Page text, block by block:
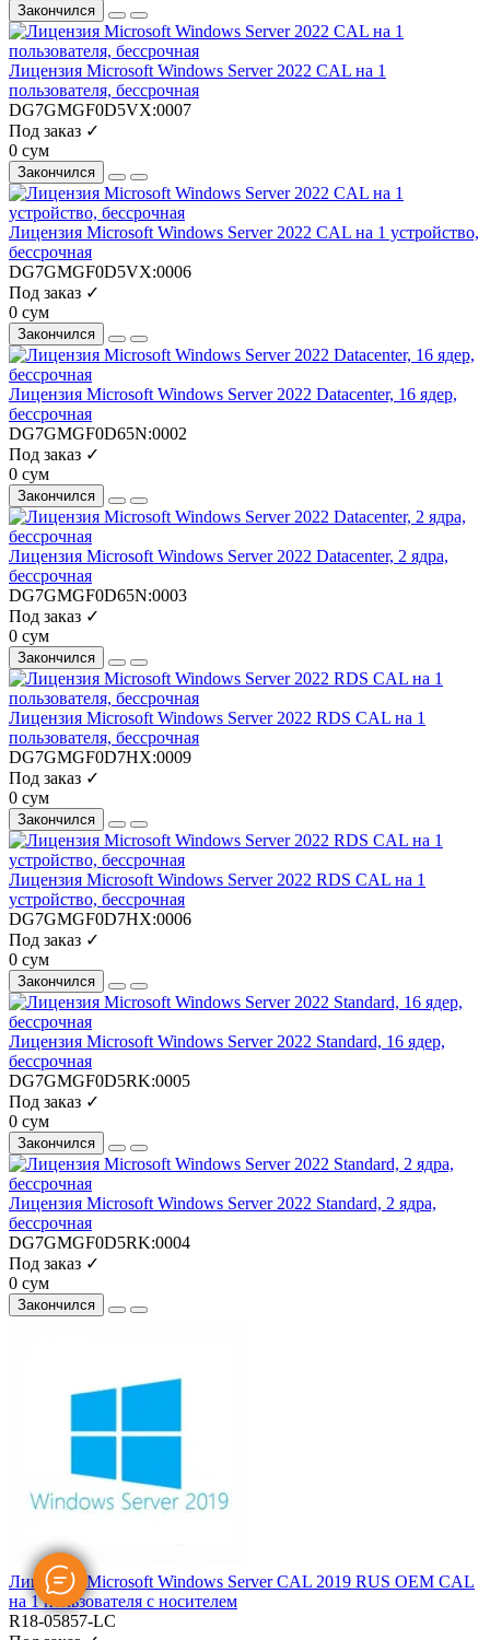
Закончился
Лицензия Microsoft Windows Server 2022 CAL на 1
пользователя, бессрочная
DG7GMGF0D5VX:0007
Под заказ ✓
0 сум
Закончился
Лицензия Microsoft Windows Server 2022 CAL на 1 устройство,
бессрочная
DG7GMGF0D5VX:0006
Под заказ ✓
0 сум
Закончился
Лицензия Microsoft Windows Server 2022 Datacenter, 16 ядер,
бессрочная
DG7GMGF0D65N:0002
Под заказ ✓
0 сум
Закончился
Лицензия Microsoft Windows Server 2022 Datacenter, 2 ядра,
бессрочная
DG7GMGF0D65N:0003
Под заказ ✓
0 сум
Закончился
Лицензия Microsoft Windows Server 2022 RDS CAL на 1
пользователя, бессрочная
DG7GMGF0D7HX:0009
Под заказ ✓
0 сум
Закончился
Лицензия Microsoft Windows Server 2022 RDS CAL на 1
устройство, бессрочная
DG7GMGF0D7HX:0006
Под заказ ✓
0 сум
Закончился
Лицензия Microsoft Windows Server 2022 Standard, 16 ядер,
бессрочная
DG7GMGF0D5RK:0005
Под заказ ✓
0 сум
Закончился
Лицензия Microsoft Windows Server 2022 Standard, 2 ядра,
бессрочная
DG7GMGF0D5RK:0004
Под заказ ✓
0 сум
Закончился
Лицензия Microsoft Windows Server CAL 2019 RUS OEM CAL
на 1 пользователя с носителем
R18-05857-LC